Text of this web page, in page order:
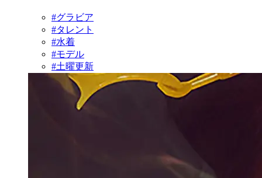
#グラビア
#タレント
#水着
#モデル
#土曜更新